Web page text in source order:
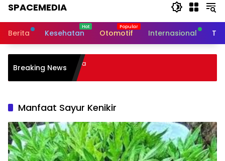
SPACEMEDIA
Berita Kesehatan Otomotif Internasional
Breaking News
Literasi Membaca
Manfaat Sayur Kenikir